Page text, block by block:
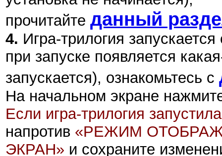
прочитайте данный
4. Игра-трилогия
при запуске появляется
запускается), ознакомьтесь с
На начальном экране
Если игра-трилогия
напротив «РЕЖИМ
ЭКРАН» и сохраните